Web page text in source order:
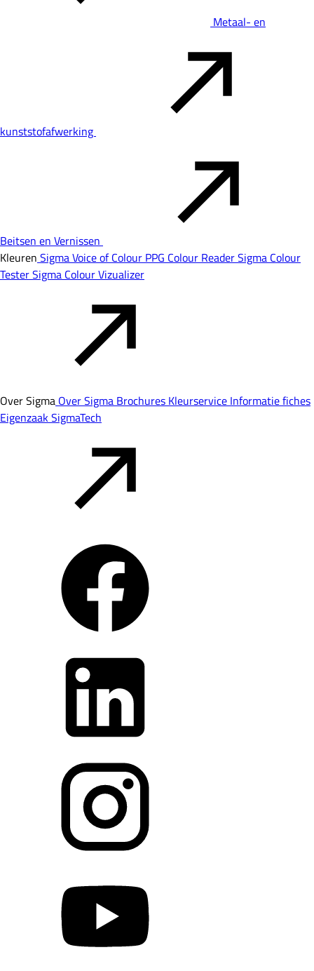
Metaal- en
kunststofafwerking
Beitsen en Vernissen
Kleuren Sigma Voice of Colour PPG Colour ReaderSigma Colour
TesterSigma Colour Vizualizer
Over Sigma Over Sigma Brochures Kleurservice Informatie fiches
EigenzaakSigmaTech